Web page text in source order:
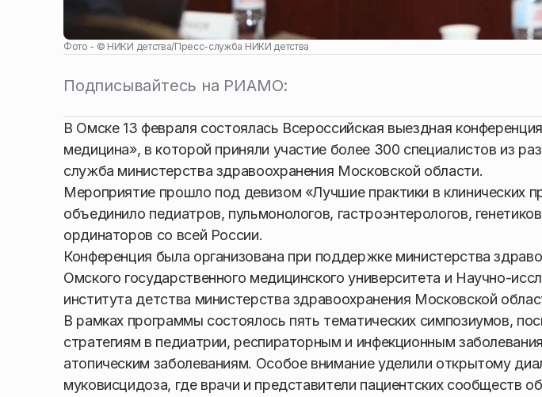
Фото - © НИКИ детства/Пресс-служба НИКИ детства
Подписывайтесь на РИАМО:
В Омске 13 февраля состоялась Всероссийская выездная
медицина», в которой приняли участие более 300 специалистов из
служба министерства здравоохранения Московской области.
Мероприятие прошло под девизом «Лучшие практики в клинических
объединило педиатров, пульмонологов, гастроэнтерологов,
ординаторов со всей России.
Конференция была организована при поддержке министерства
Омского государственного медицинского университета и Научно-
института детства министерства здравоохранения Московской
В рамках программы состоялось пять тематических симпозиумов,
стратегиям в педиатрии, респираторным и инфекционным
атопическим заболеваниям. Особое внимание уделили открытому
муковисцидоза, где врачи и представители пациентских сообществ